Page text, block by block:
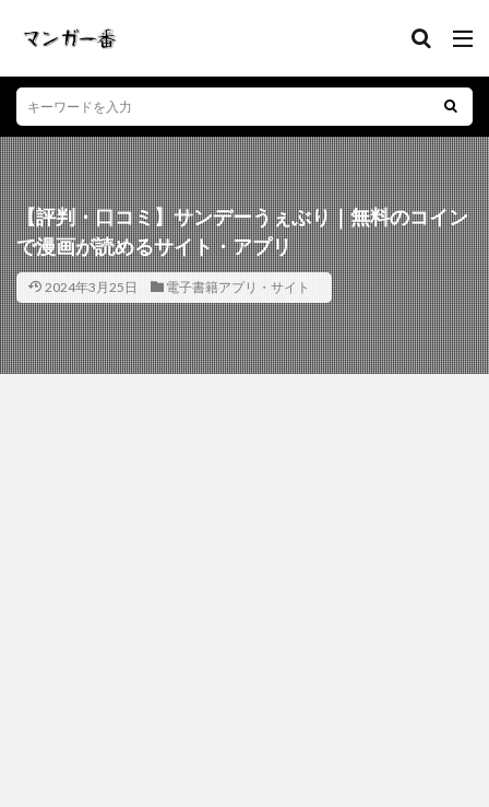
【評判・口コミ】サンデーうぇぶり｜無料のコイン
で漫画が読めるサイト・アプリ
2024年3月25日 電子書籍アプリ・サイト